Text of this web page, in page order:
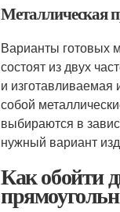
Металлическая
Варианты готовых
состоят из двух
и изготавливаемая
собой
выбираются в
нужный вариант
Как обойти